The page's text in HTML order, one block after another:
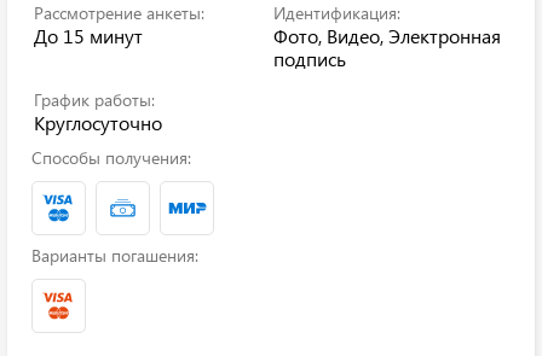
Рассмотрение анкеты:
До 15 минут
Идентификация:
Фото, Видео, Электронная
подпись
График работы:
Круглосуточно
Способы получения:
Варианты погашения: